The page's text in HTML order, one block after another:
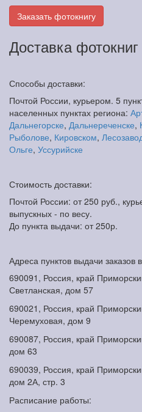
Заказать фотокнигу
Доставка
Способы доставки:
Почтой России, курьером. 5
населенных пунктах региона:
Дальнегорске, Дальнереченске,
Рыболове, Кировском,
Ольге, Уссурийске
Стоимость доставки:
Почтой России: от 250 руб.,
выпускных - по весу.
До пункта выдачи: от 250р.
Адреса пунктов выдачи заказов
690091, Россия, край
Светланская, дом 57
690021, Россия, край
Черемуховая, дом 9
690087, Россия, край
дом 63
690039, Россия, край
дом 2А, стр. 3
Расписание работы: